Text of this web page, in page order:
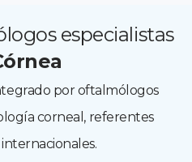
especialistas
por oftalmólogos
corneal, referentes